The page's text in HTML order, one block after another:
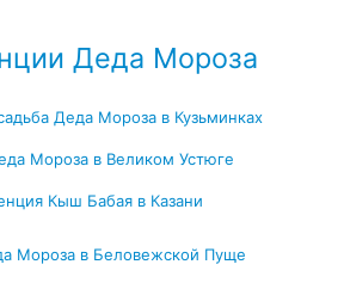
Деда Мороза
Деда Мороза в Кузьминках
Мороза в Великом Устюге
Кыш Бабая в Казани
Мороза в Беловежской Пуще